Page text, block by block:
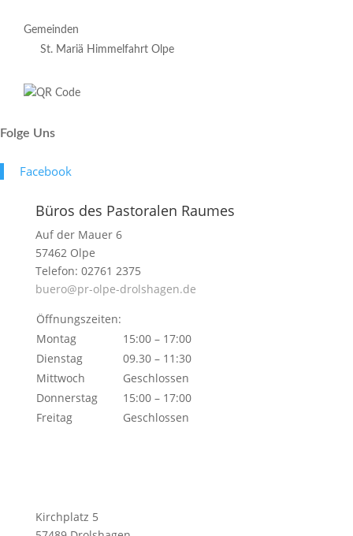
Gemeinden
St. Mariä Himmelfahrt Olpe
Folge Uns
Face­book
Büros des Pastoralen Raumes
Auf der Mauer 6
57462 Olpe
Telefon: 02761 2375
buero@pr-olpe-drolshagen.de
Öffnungszeiten:
Montag
15:00 – 17:00
Dienstag
09.30 – 11:30
Mittwoch
Geschlossen
Donnerstag
15:00 – 17:00
Freitag
Geschlossen
Kirchplatz 5